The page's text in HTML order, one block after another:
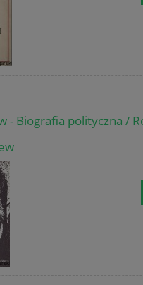
- Biografia polityczna /